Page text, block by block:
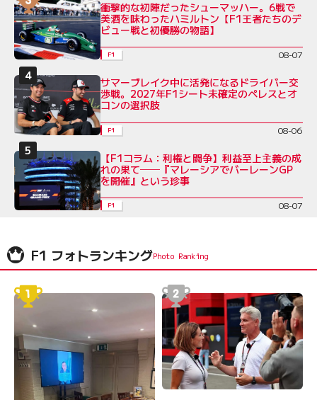
衝撃的な初陣だったシューマッハー。6戦で
美酒を味わったハミルトン【F1王者たちのデ
ビュー戦と初優勝の物語】
F1 08-07
サマーブレイク中に活発になるドライバー交
渉戦。2027年F1シート未確定のペレスとオ
コンの選択肢
F1 08-06
【F1コラム：利権と闘争】利益至上主義の成
れの果て──『マレーシアでバーレーンGP
を開催』という珍事
F1 08-07
F1 フォトランキング